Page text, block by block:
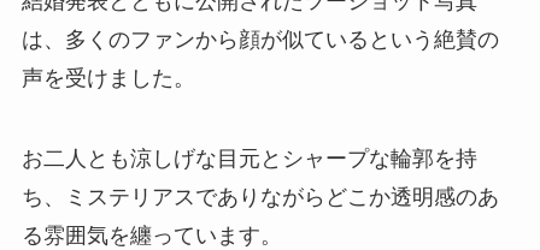
は、多くのファンから顔が似ているという絶賛の
声を受けました。
お二人とも涼しげな目元とシャープな輪郭を持
ち、ミステリアスでありながらどこか透明感のあ
る雰囲気を纏っています。